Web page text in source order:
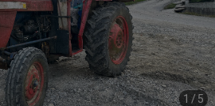
1 /5